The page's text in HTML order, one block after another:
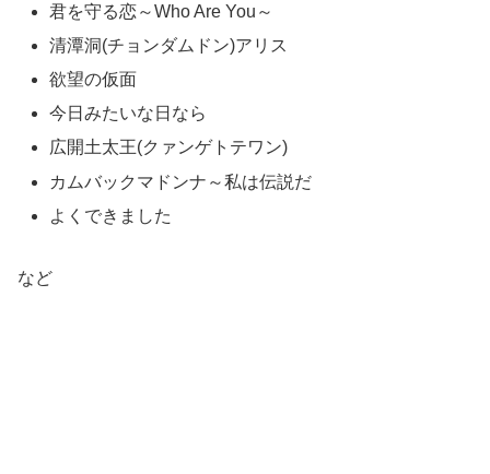
君を守る恋～Who Are You～
清潭洞(チョンダムドン)アリス
欲望の仮面
今日みたいな日なら
広開土太王(クァンゲトテワン)
カムバックマドンナ～私は伝説だ
よくできました
など